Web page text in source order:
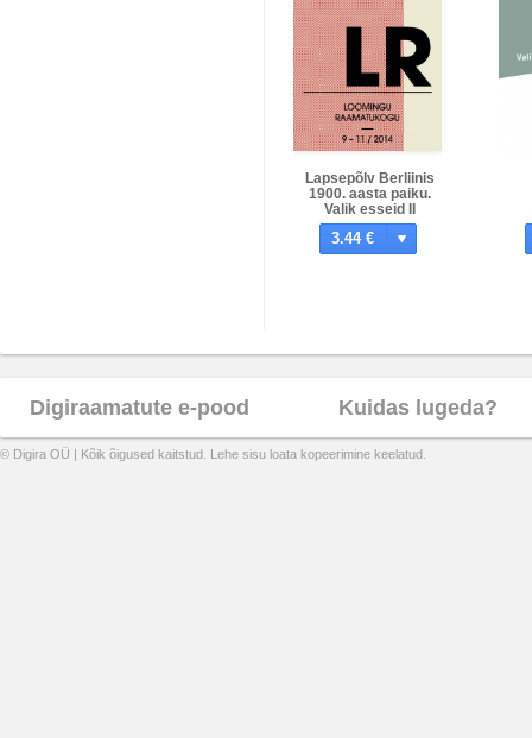
Lapsepõlv Berliinis
1900. aasta paiku.
Valik esseid II
3.44 €
Digiraamatute e-pood Kuidas lugeda?
© Digira OÜ | Kõik õigused kaitstud. Lehe sisu loata kopeerimine keelatud.